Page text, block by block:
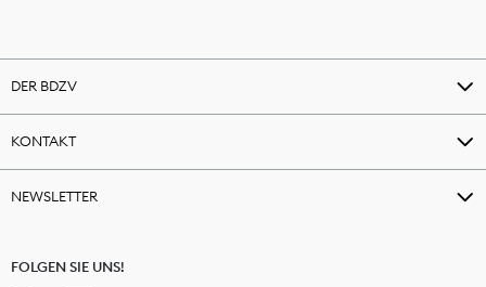
DER BDZV
KONTAKT
NEWSLETTER
FOLGEN SIE UNS!